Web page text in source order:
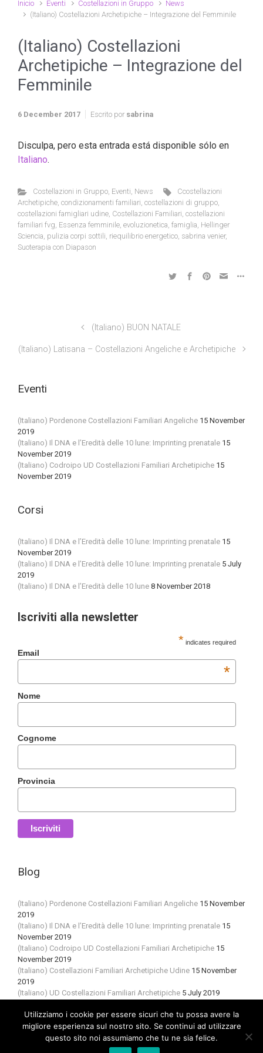
Inicio Eventi Costellazioni in Gruppo
News
(Italiano) Costellazioni Archetipiche – Integrazione del Femminile
(Italiano) Costellazioni
Archetipiche – Integrazione del
Femminile
6 December 2017 Escrito por sabrina
Disculpa, pero esta entrada está disponible sólo en
Italiano.
Costellazioni in Gruppo, Eventi, News
Ccostellazioni
Archetipiche, condizionamenti familiari, costellazioni di gruppo,
costellazioni famigliari udine, Costellazioni Familiari, costellazioni
familiari fvg, Essenza femminile, evoluzionetica, famiglia, Hellinger
Sciencia, pulizia corpi sottili, riequilibrio energetico, sabrina venier,
Suoterapia con Diapason
(Italiano) BUON NATALE
(Italiano) Latisana – Costellazioni Angeliche e Archetipiche
Eventi
(Italiano) Pordenone Costellazioni Familiari Angeliche 15 November
2019
(Italiano) Il DNA e l’Eredità delle 10 lune: Imprinting prenatale 15
November 2019
(Italiano) Codroipo UD Costellazioni Familiari Archetipiche 15
November 2019
Corsi
(Italiano) Il DNA e l’Eredità delle 10 lune: Imprinting prenatale 15
November 2019
(Italiano) Il DNA e l’Eredità delle 10 lune: Imprinting prenatale 5 July
2019
(Italiano) Il DNA e l’Eredità delle 10 lune 8 November 2018
Iscriviti alla newsletter
* indicates required
Email
*
Nome
Cognome
Provincia
Blog
(Italiano) Pordenone Costellazioni Familiari Angeliche 15 November
2019
(Italiano) Il DNA e l’Eredità delle 10 lune: Imprinting prenatale 15
November 2019
(Italiano) Codroipo UD Costellazioni Familiari Archetipiche 15
November 2019
(Italiano) Costellazioni Familiari Archetipiche Udine 15 November
2019
(Italiano) UD Costellazioni Familiari Archetipiche 5 July 2019
Evolution di Sabrina Venier | P.Iva 02696800305 | Privacy policy
Utilizziamo i cookie per essere sicuri che tu possa avere la
migliore esperienza sul nostro sito. Se continui ad utilizzare
questo sito noi assumiamo che tu ne sia felice.